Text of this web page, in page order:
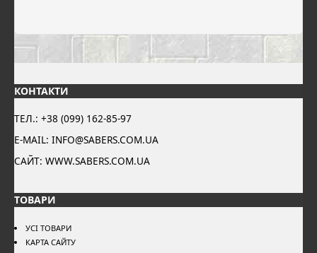
КОНТАКТИ
ТЕЛ.: +38 (099) 162-85-97
E-MAIL: INFO@SABERS.COM.UA
САЙТ: WWW.SABERS.COM.UA
ТОВАРИ
УСІ ТОВАРИ
КАРТА САЙТУ